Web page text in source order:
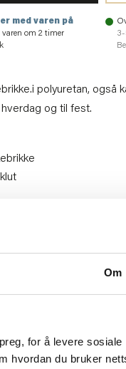
Om
for å levere sosiale
hvordan du bruker
3-
med varen på
om 2 timer
polyuretan, også
og til fest.